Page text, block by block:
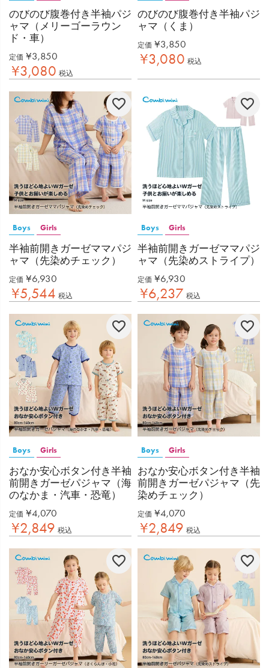
のびのび腹巻付き半袖パジ
ャマ（メリーゴーラウン
ド・車）
定価 ¥3,850
¥3,080 税込
のびのび腹巻付き半袖パジ
ャマ（くま）
定価 ¥3,850
¥3,080 税込
Boys Girls
半袖前開きガーゼママパジ
ャマ（先染めチェック）
定価 ¥6,930
¥5,544 税込
Boys Girls
半袖前開きガーゼママパジ
ャマ（先染めストライプ）
定価 ¥6,930
¥6,237 税込
Boys Girls
おなか安心ボタン付き半袖
前開きガーゼパジャマ（海
のなかま・汽車・恐竜）
定価 ¥4,070
¥2,849 税込
Boys Girls
おなか安心ボタン付き半袖
前開きガーゼパジャマ（先
染めチェック）
定価 ¥4,070
¥2,849 税込